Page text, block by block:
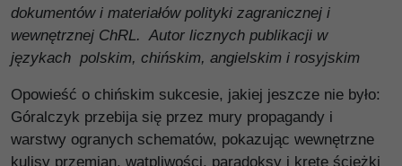
dokumentów i materiałów polityki zagranicznej i
wewnętrznej ChRL. Autor licznych publikacji w
językach polskim, chińskim, angielskim i rosyjskim
Opowieść o chińskim sukcesie, jakiej jeszcze nie było:
Góralczyk przebija się przez mury propagandy i
warstwy ogranych schematów, pokazując wewnętrzne
kulisy przemian, wątpliwości, paradoksy i kręte ścieżki